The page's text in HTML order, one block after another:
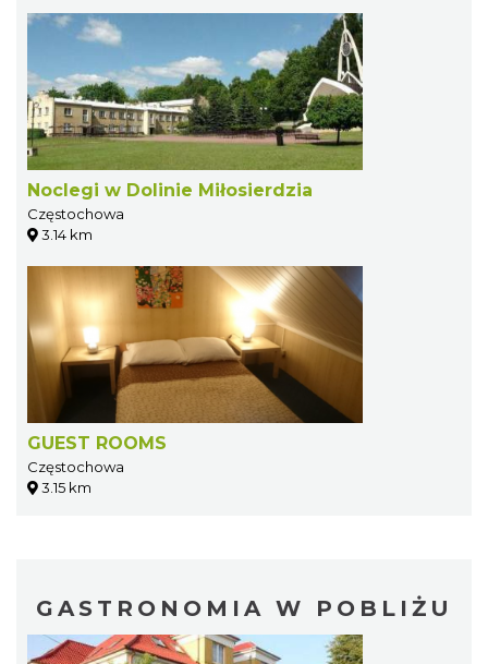
Noclegi w Dolinie Miłosierdzia
Częstochowa
3.14 km
GUEST ROOMS
Częstochowa
3.15 km
GASTRONOMIA W POBLIŻU